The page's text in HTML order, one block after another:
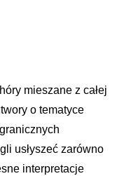
mieszane z całej
o tematyce
usłyszeć zarówno
interpretacje